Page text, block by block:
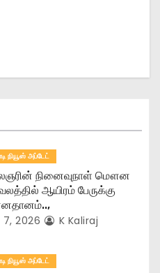
நியூஸ் அப்டேட்
நினைவுநாள் மௌன
ஆயிரம் பேருக்கு
7, 2026 K Kaliraj
நியூஸ் அப்டேட்